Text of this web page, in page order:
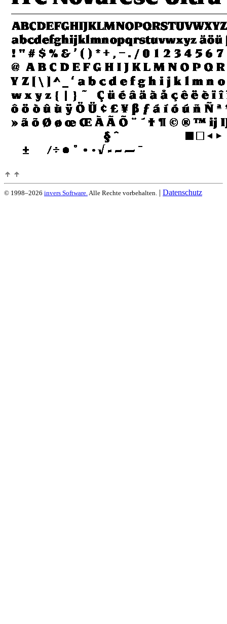
© 1998–2026 invers Software. Alle Rechte vorbehalten. | Datenschutz